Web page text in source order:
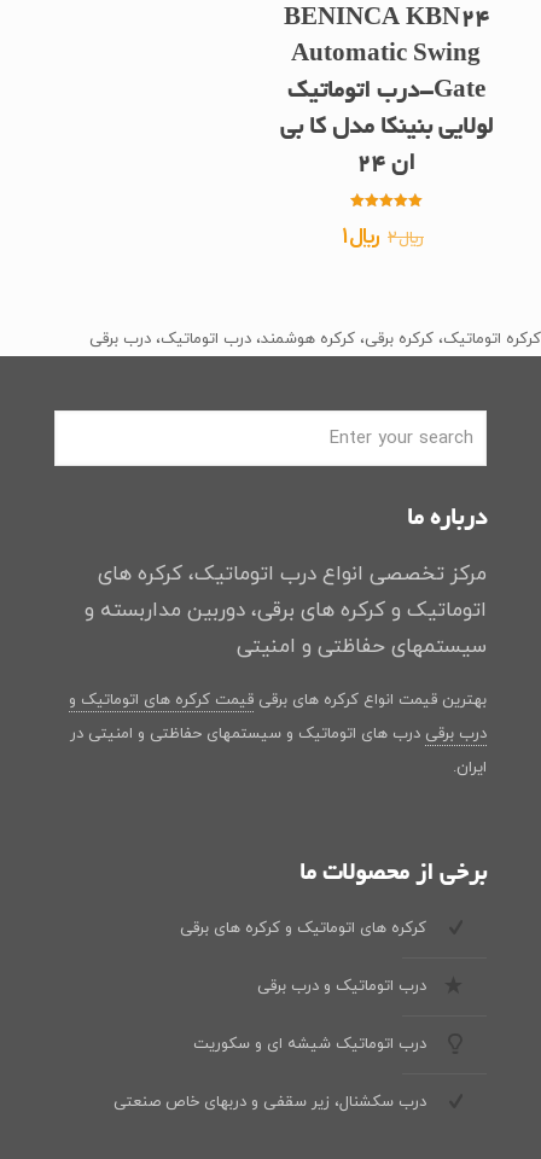
BENINCA KBN24
Automatic Swing
Gate-درب اتوماتیک
لولایی بنینکا مدل کا بی
ان 24
5.00
از 5 ﷼2 قیمت
بود.
﷼1
است.
کرکره اتوماتیک، کرکره برقی، کرکره هوشمند، درب اتوماتیک، درب برقی
درباره ما
مرکز تخصصی انواع درب اتوماتیک، کرکره های
اتوماتیک و کرکره های برقی، دوربین مداربسته و
سیستمهای حفاظتی و امنیتی
بهترین قیمت انواع کرکره های برقی قیمت کرکره های اتوماتیک و
درب برقی درب های اتوماتیک و سیستمهای حفاظتی و امنیتی در
ایران.
برخی از محصولات ما
کرکره های اتوماتیک و کرکره های برقی
درب اتوماتیک و درب برقی
درب اتوماتیک شیشه ای و سکوریت
درب سکشنال، زیر سقفی و دربهای خاص صنعتی